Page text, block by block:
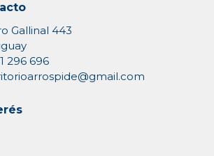
Gallinal 443
296 696